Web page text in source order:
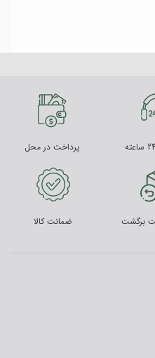
پرداخت در محل
ضمانت کالا